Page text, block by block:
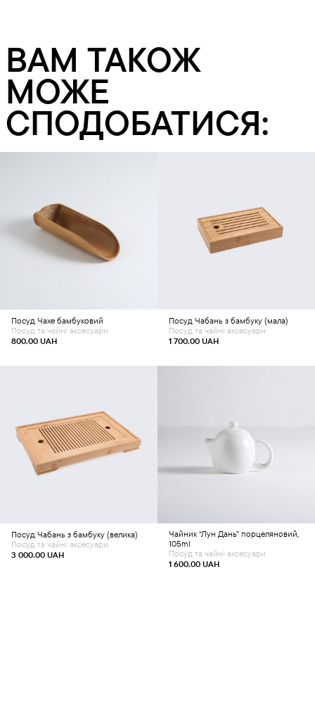
ВАМ ТАКОЖ
МОЖЕ
СПОДОБАТИСЯ:
Додати в кошик
Посуд Чахе бамбуковий
800.00 UAH
Посуд та чайні аксесуари
Додати в кошик
Посуд Чабань з бамбуку (мала)
1 700.00 UAH
Посуд та чайні аксесуари
Додати в кошик
Посуд Чабань з бамбуку (велика)
3 000.00 UAH
Посуд та чайні аксесуари
Додати в кошик
Чайник “Лун Дань” порцеляновий,
105ml
1 600.00 UAH
Посуд та чайні аксесуари